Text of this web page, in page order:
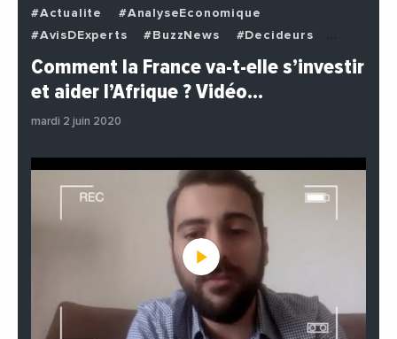
#Actualite
#AnalyseEconomique
#AvisDExperts
#BuzzNews
#Decideurs
#EchangesMediterraneens
#Economie
#Politique
Comment la France va-t-elle s’investir
et aider l’Afrique ? Vidéo…
mardi 2 juin 2020